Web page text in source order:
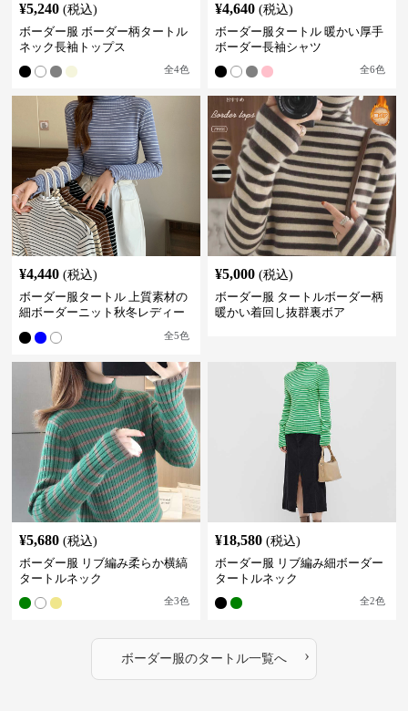
¥5,240 (税込)
ボーダー服 ボーダー柄タートル
ネック長袖トップス
全4色
¥4,640 (税込)
ボーダー服タートル 暖かい厚手
ボーダー長袖シャツ
全6色
¥4,440 (税込)
ボーダー服タートル 上質素材の
細ボーダーニット秋冬レディー
全5色
¥5,000 (税込)
ボーダー服 タートルボーダー柄
暖かい着回し抜群裏ボア
¥5,680 (税込)
ボーダー服 リブ編み柔らか横縞
タートルネック
全3色
¥18,580 (税込)
ボーダー服 リブ編み細ボーダー
タートルネック
全2色
ボーダー服のタートル一覧へ ›